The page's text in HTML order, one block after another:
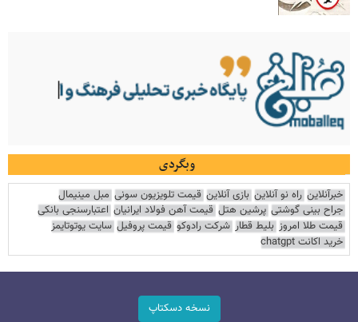
وبگردی
خبرآنلاین راه نو آنلاین بازی آنلاین قیمت تلویزیون سونی مبل مینیمال
جراح بینی گوشتی پرشین هتل قیمت آهن فولاد ایرانیان اعتبارسنجی بانکی
قیمت طلا امروز بلیط قطار شرکت رادوکو قیمت پروفیل سایت یوتوتایمز
خرید اکانت chatgpt
نسخه دسکتاپ